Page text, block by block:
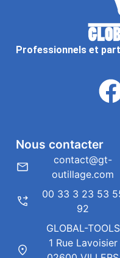
Professionnels et
Nous contacter
contact@gt-
outillage.com
00 33 3 23 53
92
GLOBAL-TOOLS
1 Rue Lavoisier